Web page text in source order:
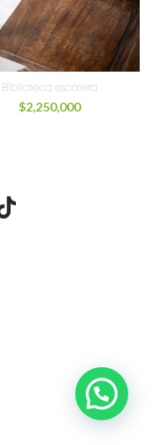
Biblioteca escalera
$2,250,000